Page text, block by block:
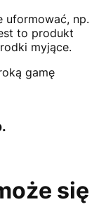
uformować, np.
to produkt
myjące.
gamę
się